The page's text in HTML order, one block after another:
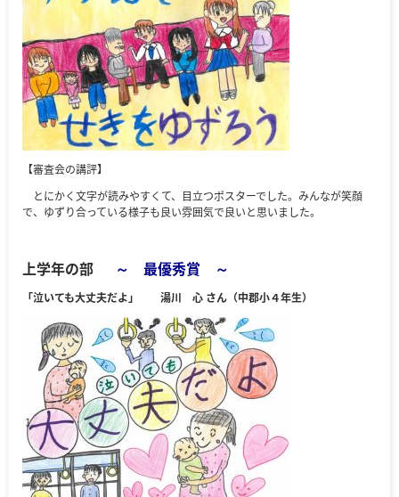
【審査会の講評】
とにかく文字が読みやすくて、目立つポスターでした。みんなが笑顔
で、ゆずり合っている様子も良い雰囲気で良いと思いました。
上学年の部 ～ 最優秀賞 ～
「泣いても大丈夫だよ」 湯川 心 さん（中郡小４年生）